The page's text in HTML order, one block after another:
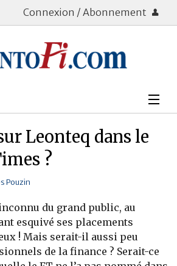
Connexion / Abonnement
Leonteq dans le
?
Pouzin
du grand public, au
esquivé ses placements
! Mais serait-il aussi peu
de la finance ? Serait-ce